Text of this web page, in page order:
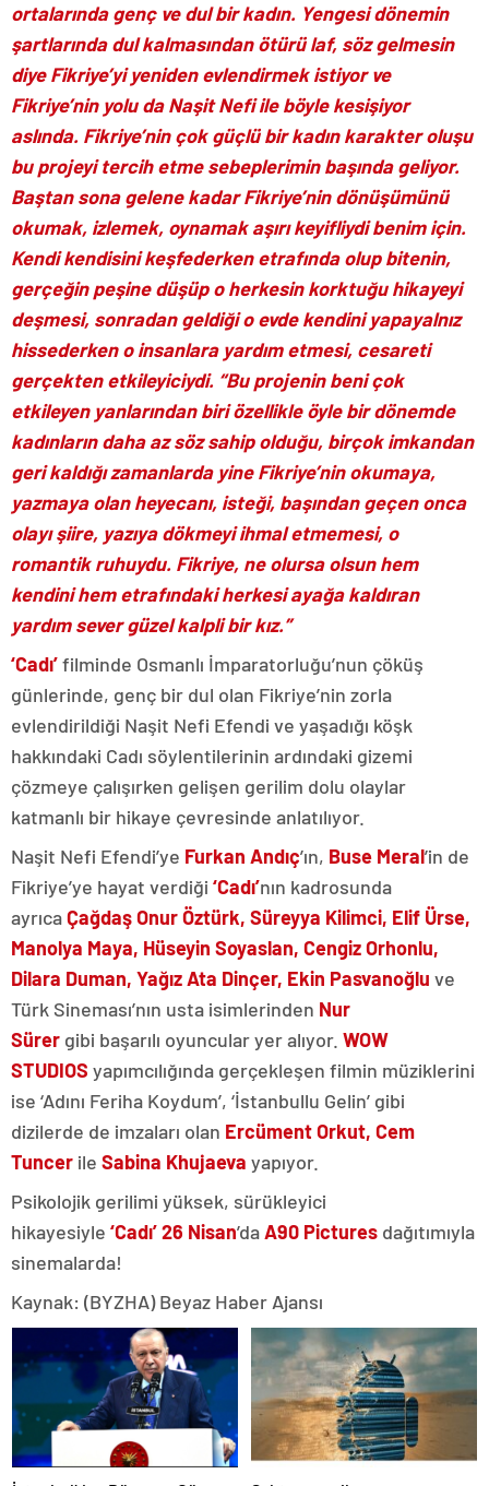
ortalarında genç ve dul bir kadın. Yengesi dönemin
şartlarında dul kalmasından ötürü laf, söz gelmesin
diye Fikriye’yi yeniden evlendirmek istiyor ve
Fikriye’nin yolu da Naşit Nefi ile böyle kesişiyor
aslında. Fikriye’nin çok güçlü bir kadın karakter oluşu
bu projeyi tercih etme sebeplerimin başında geliyor.
Baştan sona gelene kadar Fikriye’nin dönüşümünü
okumak, izlemek, oynamak aşırı keyifliydi benim için.
Kendi kendisini keşfederken etrafında olup bitenin,
gerçeğin peşine düşüp o herkesin korktuğu hikayeyi
deşmesi, sonradan geldiği o evde kendini yapayalnız
hissederken o insanlara yardım etmesi, cesareti
gerçekten etkileyiciydi. “Bu projenin beni çok
etkileyen yanlarından biri özellikle öyle bir dönemde
kadınların daha az söz sahip olduğu, birçok imkandan
geri kaldığı zamanlarda yine Fikriye’nin okumaya,
yazmaya olan heyecanı, isteği, başından geçen onca
olayı şiire, yazıya dökmeyi ihmal etmemesi, o
romantik ruhuydu. Fikriye, ne olursa olsun hem
kendini hem etrafındaki herkesi ayağa kaldıran
yardım sever güzel kalpli bir kız.”
‘Cadı’filminde Osmanlı İmparatorluğu’nun çöküş
günlerinde, genç bir dul olan Fikriye’nin zorla
evlendirildiği Naşit Nefi Efendi ve yaşadığı köşk
hakkındaki Cadı söylentilerinin ardındaki gizemi
çözmeye çalışırken gelişen gerilim dolu olaylar
katmanlı bir hikaye çevresinde anlatılıyor.
Naşit Nefi Efendi’ye Furkan Andıç’ın, Buse Meral’in de
Fikriye’ye hayat verdiği ‘Cadı’nın kadrosunda
ayrıcaÇağdaş Onur Öztürk, Süreyya Kilimci, Elif Ürse,
Manolya Maya, Hüseyin Soyaslan, Cengiz Orhonlu,
Dilara Duman, Yağız Ata Dinçer, Ekin Pasvanoğlu ve
Türk Sineması’nın usta isimlerinden Nur
Sürer gibi başarılı oyuncular yer alıyor. WOW
STUDIOS yapımcılığında gerçekleşen filmin müziklerini
ise ‘Adını Feriha Koydum’, ‘İstanbullu Gelin’ gibi
dizilerde de imzaları olan Ercüment Orkut, Cem
Tuncer ile Sabina Khujaeva yapıyor.
Psikolojik gerilimi yüksek, sürükleyici
hikayesiyle ‘Cadı’26 Nisan’daA90 Pictures dağıtımıyla
sinemalarda!
Kaynak: (BYZHA) Beyaz Haber Ajansı